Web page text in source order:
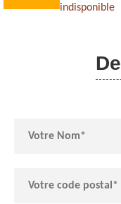
indisponible